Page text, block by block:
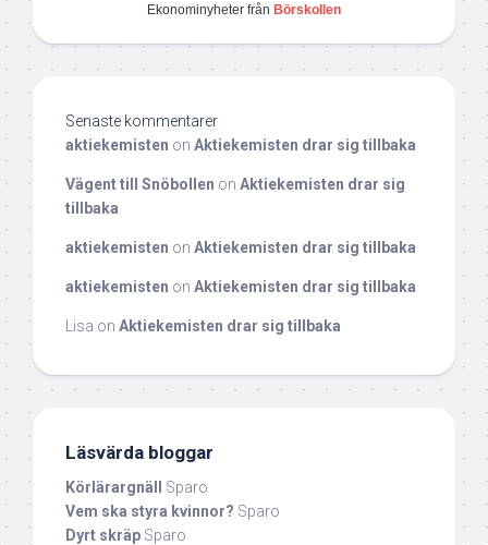
Ekonominyheter från Börskollen
Senaste kommentarer
aktiekemisten on Aktiekemisten drar sig tillbaka
Vägent till Snöbollen on Aktiekemisten drar sig
tillbaka
aktiekemisten on Aktiekemisten drar sig tillbaka
aktiekemisten on Aktiekemisten drar sig tillbaka
Lisa on Aktiekemisten drar sig tillbaka
Läsvärda bloggar
Körlärargnäll
Sparo
Vem ska styra kvinnor? Sparo
Dyrt skräp Sparo